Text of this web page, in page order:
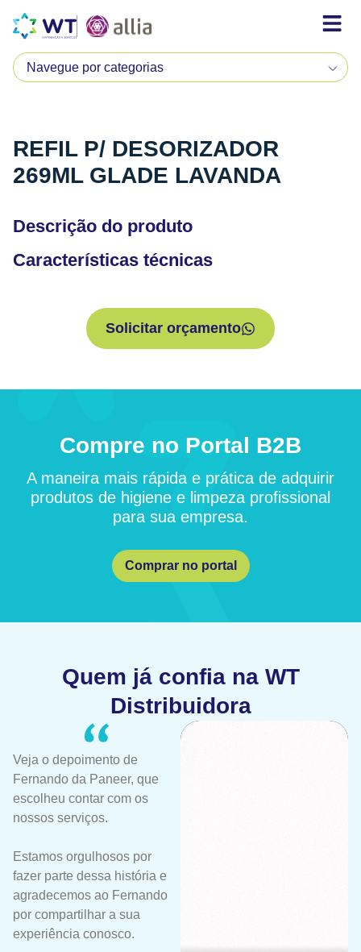
REFIL P/ DESORIZADOR
269ML GLADE LAVANDA
Descrição do produto
Características técnicas
Solicitar orçamento
Compre no Portal B2B
A maneira mais rápida e prática de adquirir
produtos de higiene e limpeza profissional
para sua empresa.
Comprar no portal
Quem já confia na WT
Distribuidora
Veja o depoimento de
Fernando da Paneer, que
escolheu contar com os
nossos serviços.
Estamos orgulhosos por
fazer parte dessa história e
agradecemos ao Fernando
por compartilhar a sua
experiência conosco.